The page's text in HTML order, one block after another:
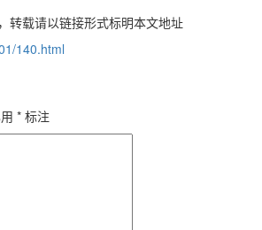
转载请以链接形式标明本文地址
140.html
*标注